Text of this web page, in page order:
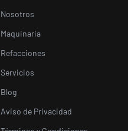
Nosotros
Maquinaria
Refacciones
Servicios
Blog
Aviso de Privacidad